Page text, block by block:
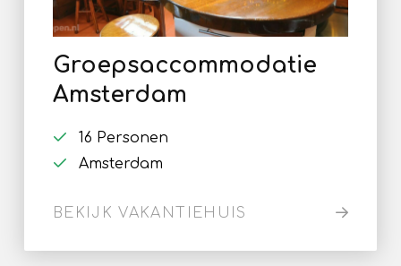
Groepsaccommodatie
Amsterdam
16 Personen
Amsterdam
BEKIJK VAKANTIEHUIS